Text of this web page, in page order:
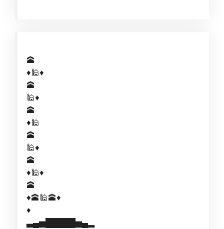
🕋
♦️🕌♦️
🕋
🕌♦️
🕋
♦️🕌
🕋
🕌♦️
🕋
♦️🕌♦️
🕋
♦️🕋🕌🕋♦️
♦️
▃▄▅█████▅▄▂